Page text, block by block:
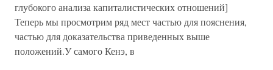
глубокого анализа капиталистических отношений]
Теперь мы просмотрим ряд мест частью для пояснения,
частью для доказательства приведенных выше
положений.У самого Кенэ, в